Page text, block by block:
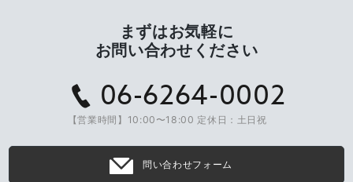
まずはお気軽に
お問い合わせください
06-6264-0002
【営業時間】10:00〜18:00 定休日：土日祝
問い合わせフォーム